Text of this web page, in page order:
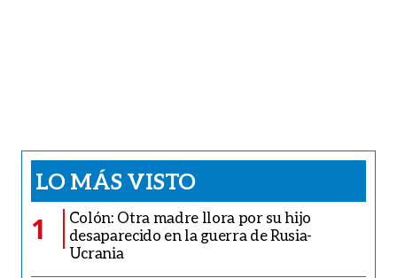
LO MÁS VISTO
1
Colón: Otra madre llora por su hijo
desaparecido en la guerra de Rusia-
Ucrania